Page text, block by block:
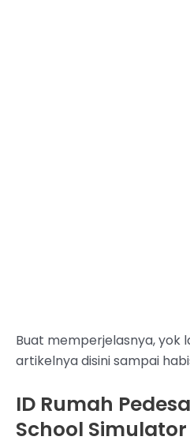
Buat memperjelasnya, yok
artikelnya disini sampai
ID Rumah
School Simulator